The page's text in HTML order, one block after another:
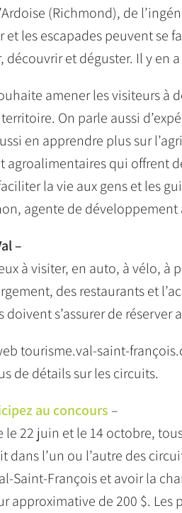
(Richmond), de
les escapades peuvent se
et déguster. Il y en
amener les visiteurs
On parle aussi
en apprendre plus sur
agroalimentaires qui offrent
la vie aux gens et les
agente de
–
à visiter, en auto, à vélo, à
des restaurants et
doivent s’assurer de réserver
tourisme.val-saint-
de détails sur les circuits.
au concours –
le 22 juin et le 14 octobre,
dans l’un ou l’autre des
Saint-François et avoir la
approximative de 200 $. Les